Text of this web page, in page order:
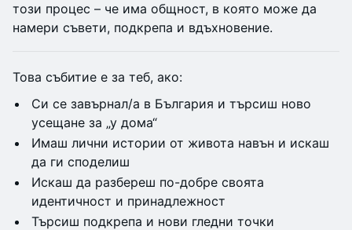
този процес – че има общност, в която може да
намери съвети, подкрепа и вдъхновение.
Това събитие е за теб, ако:
Си се завърнал/а в България и търсиш ново
усещане за „у дома“
Имаш лични истории от живота навън и искаш
да ги споделиш
Искаш да разбереш по-добре своята
идентичност и принадлежност
Търсиш подкрепа и нови гледни точки